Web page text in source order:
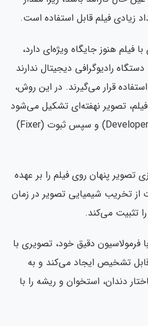
زیادی فیلم قابل استفاده است.
فیلم هنوز جایگاه ویژه‌ای دارد،
رادیوگرافی دیجیتال ندارند
قرار می‌گیرند. در این روش،
تصویر نهفته‌ای تشکیل می‌شود
که باید با محلول‌های ظهور (Developer) و سپس ثبوت (Fixer)
تصویر پنهان روی فیلم را بر عهده
از تخریب شیمیایی تصویر در زمان
تثبیت می‌کند.
دقیق خود، تصویری با
تشخیص ایجاد می‌کند و به
دندان، استخوان و ریشه را با